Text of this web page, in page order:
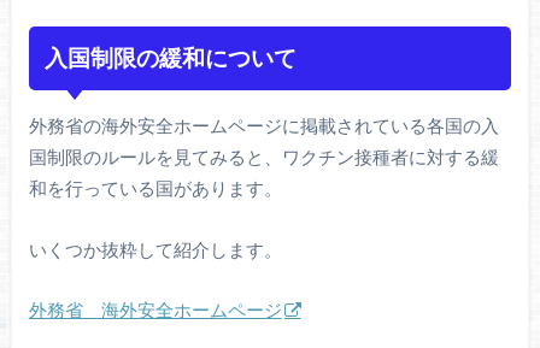
入国制限の緩和について
外務省の海外安全ホームページに掲載されている各国の入
国制限のルールを見てみると、ワクチン接種者に対する緩
和を行っている国があります。
いくつか抜粋して紹介します。
外務省 海外安全ホームページ